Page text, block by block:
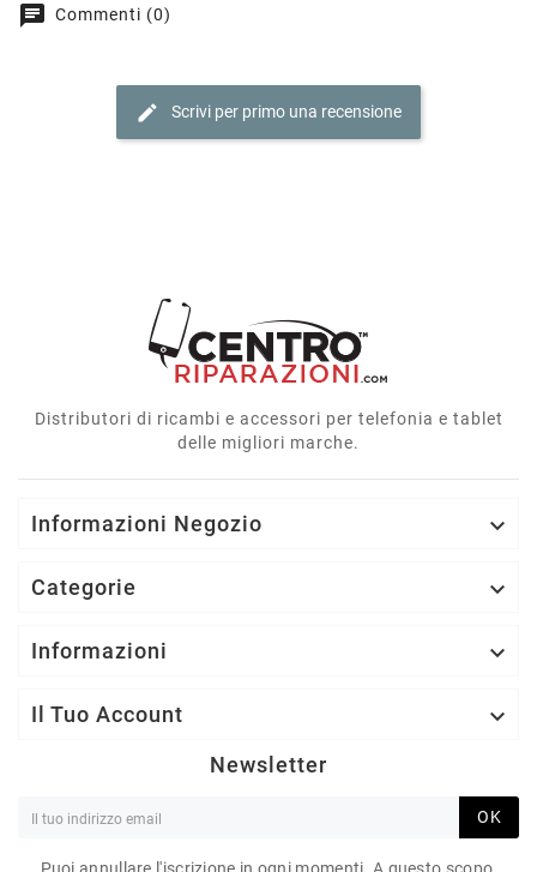
chat Commenti (0)
edit Scrivi per primo una recensione
Distributori di ricambi e accessori per telefonia e tablet
delle migliori marche.
Informazioni Negozio 
Categorie 
Informazioni 
Il Tuo Account 
Newsletter
OK